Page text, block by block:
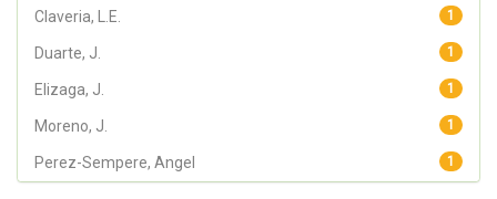
1
Claveria, L.E.
1
Duarte, J.
1
Elizaga, J.
1
Moreno, J.
1
Perez-Sempere, Angel